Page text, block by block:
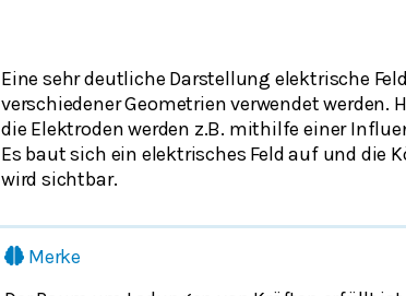
Eine sehr deutliche Darstellung elektrische
verschiedener Geometrien verwendet werden.
die Elektroden werden z.B. mithilfe einer
Es baut sich ein elektrisches Feld auf und die
wird sichtbar.
Merke